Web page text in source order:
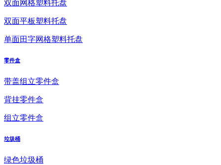
双面网格塑料托盘
双面平板塑料托盘
单面田字网格塑料托盘
零件盒
带盖组立零件盒
背挂零件盒
组立零件盒
垃圾桶
绿色垃圾桶